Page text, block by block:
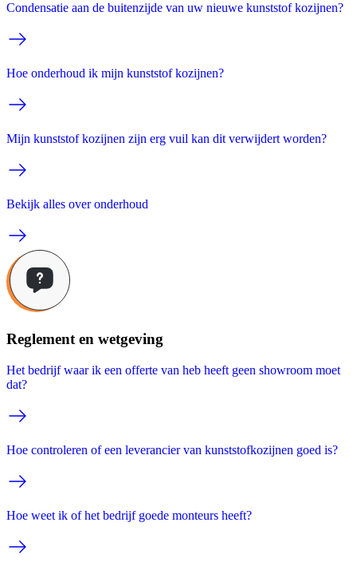
Condensatie aan de buitenzijde van uw nieuwe kunststof kozijnen?
Hoe onderhoud ik mijn kunststof kozijnen?
Mijn kunststof kozijnen zijn erg vuil kan dit verwijdert worden?
Bekijk alles over onderhoud
Reglement en wetgeving
Het bedrijf waar ik een offerte van heb heeft geen showroom moet
dat?
Hoe controleren of een leverancier van kunststofkozijnen goed is?
Hoe weet ik of het bedrijf goede monteurs heeft?